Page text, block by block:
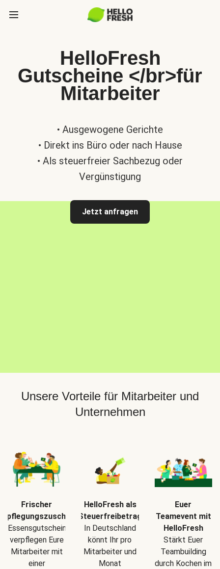
HelloFresh
Gutscheine </br>für
Mitarbeiter
• Ausgewogene Gerichte
• Direkt ins Büro oder nach Hause
• Als steuerfreier Sachbezug oder
Vergünstigung
Jetzt anfragen
Unsere Vorteile für Mitarbeiter und
Unternehmen
Frischer
Essensgutscheine
verpflegen Eure
Mitarbeiter mit
einer
HelloFresh als
Steuerfreibetrag
In Deutschland
könnt Ihr pro
Mitarbeiter und
Monat
Euer
Teamevent mit
HelloFresh
Stärkt Euer
Teambuilding
durch Kochen im